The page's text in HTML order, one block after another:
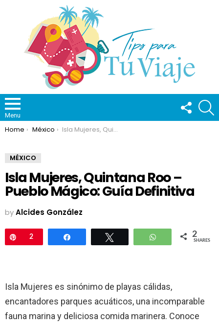
Menu
FOLLOW
US
You are here:
Home México Isla Mujeres, Quintana Roo – Pueblo Mágico: Guía Definitiva
MÉXICO
Isla Mujeres, Quintana Roo –
Pueblo Mágico: Guía Definitiva
byAlcides González
Pin
2 WhatsApp2
SHARES
Isla Mujeres es sinónimo de playas cálidas,
encantadores parques acuáticos, una incomparable
fauna marina y deliciosa comida marinera. Conoce